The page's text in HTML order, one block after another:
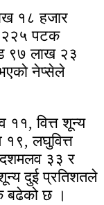
१८ हजार
२२५ पटक
९७ लाख २३
नेप्सेले
११, वित्त शून्य
लघुवित्त
दशमलव ३३ र
दुई प्रतिशतले
छ ।